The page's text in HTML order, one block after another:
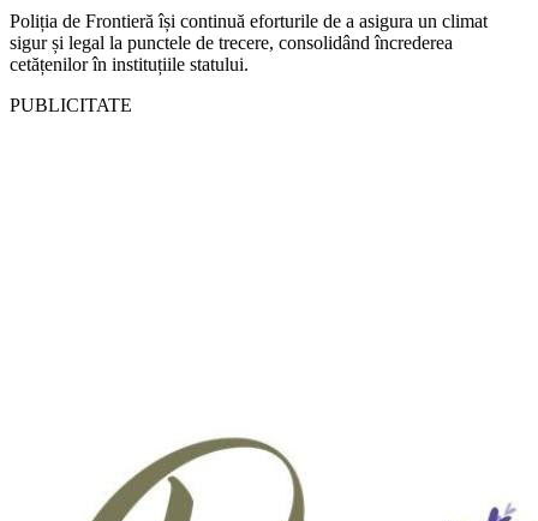
Poliția de Frontieră își continuă eforturile de a asigura un climat
sigur și legal la punctele de trecere, consolidând încrederea
cetățenilor în instituțiile statului.
PUBLICITATE